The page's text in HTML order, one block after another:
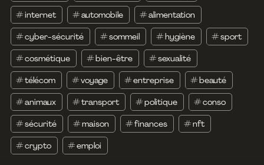
#internet #automobile #alimentation
#cyber-sécurité #sommeil #hygiène #sport
#cosmétique #bien-être #sexualité
#télécom #voyage #entreprise #beauté
#animaux #transport #politique #conso
#sécurité #maison #finances #nft
#crypto #emploi